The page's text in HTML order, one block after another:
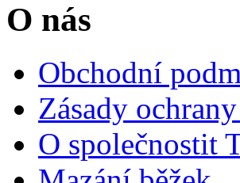
O nás
Obchodní
Zásady
O společnostit